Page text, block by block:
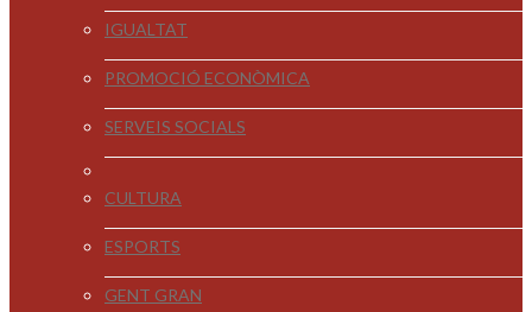
IGUALTAT
PROMOCIÓ ECONÒMICA
SERVEIS SOCIALS
CULTURA
ESPORTS
GENT GRAN